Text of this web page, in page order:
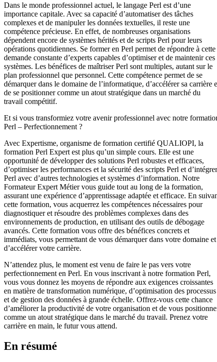
Dans le monde professionnel actuel, le langage Perl est d’une
importance capitale. Avec sa capacité d’automatiser des tâches
complexes et de manipuler les données textuelles, il reste une
compétence précieuse. En effet, de nombreuses organisations
dépendent encore de systèmes hérités et de scripts Perl pour leurs
opérations quotidiennes. Se former en Perl permet de répondre à cette
demande constante d’experts capables d’optimiser et de maintenir ces
systèmes. Les bénéfices de maîtriser Perl sont multiples, autant sur le
plan professionnel que personnel. Cette compétence permet de se
démarquer dans le domaine de l’informatique, d’accélérer sa carrière
de se positionner comme un atout stratégique dans un marché du
travail compétitif.
Et si vous transformiez votre avenir professionnel avec notre
Perl – Perfectionnement ?
Avec Expertisme, organisme de formation certifié QUALIOPI, la
formation Perl Expert est plus qu’un simple cours. Elle est une
opportunité de développer des solutions Perl robustes et efficaces,
d’optimiser les performances et la sécurité des scripts Perl et d’intégrer
Perl avec d’autres technologies et systèmes d’information. Notre
Formateur Expert Métier vous guide tout au long de la formation,
assurant une expérience d’apprentissage adaptée et efficace. En
cette formation, vous acquerrez les compétences nécessaires pour
diagnostiquer et résoudre des problèmes complexes dans des
environnements de production, en utilisant des outils de débogage
avancés. Cette formation vous offre des bénéfices concrets et
immédiats, vous permettant de vous démarquer dans votre domaine et
d’accélérer votre carrière.
N’attendez plus, le moment est venu de faire le pas vers votre
perfectionnement en Perl. En vous inscrivant à notre formation Perl,
vous vous donnez les moyens de répondre aux exigences croissantes
en matière de transformation numérique, d’optimisation des processus
et de gestion des données à grande échelle. Offrez-vous cette chance
d’améliorer la productivité de votre organisation et de vous
comme un atout stratégique dans le marché du travail. Prenez votre
carrière en main, le futur vous attend.
En résumé